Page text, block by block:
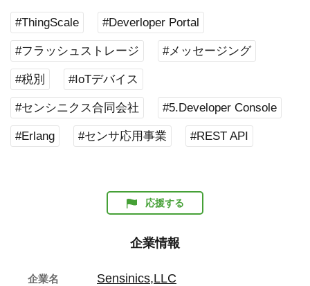
#ThingScale #Deverloper Portal
#フラッシュストレージ #メッセージング
#税別 #IoTデバイス
#センシニクス合同会社 #5.Developer Console
#Erlang #センサ応用事業 #REST API
応援する
企業情報
企業名 Sensinics,LLC